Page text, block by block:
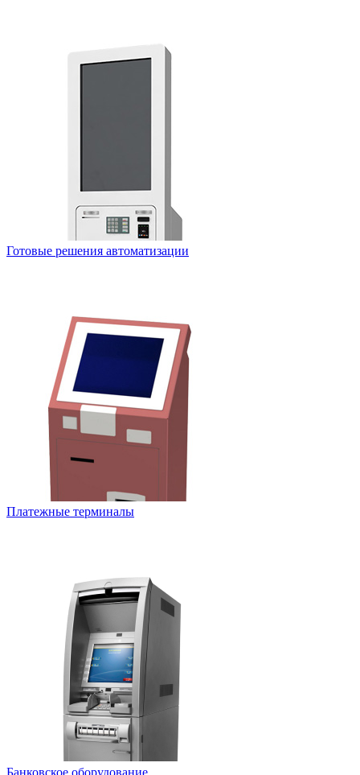
Готовые решения автоматизации
Платежные терминалы
Банковское оборудование